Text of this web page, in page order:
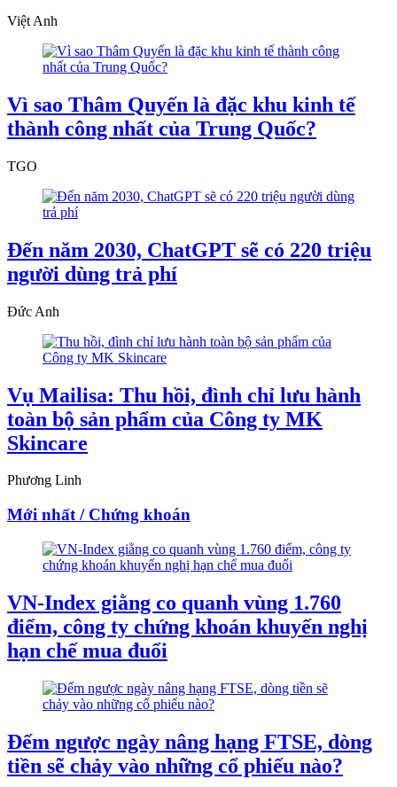
Việt Anh
Vì sao Thâm Quyến là đặc khu kinh tế
thành công nhất của Trung Quốc?
TGO
Đến năm 2030, ChatGPT sẽ có 220 triệu
người dùng trả phí
Đức Anh
Vụ Mailisa: Thu hồi, đình chỉ lưu hành
toàn bộ sản phẩm của Công ty MK
Skincare
Phương Linh
Mới nhất / Chứng khoán
VN-Index giằng co quanh vùng 1.760
điểm, công ty chứng khoán khuyến nghị
hạn chế mua đuổi
Đếm ngược ngày nâng hạng FTSE, dòng
tiền sẽ chảy vào những cổ phiếu nào?